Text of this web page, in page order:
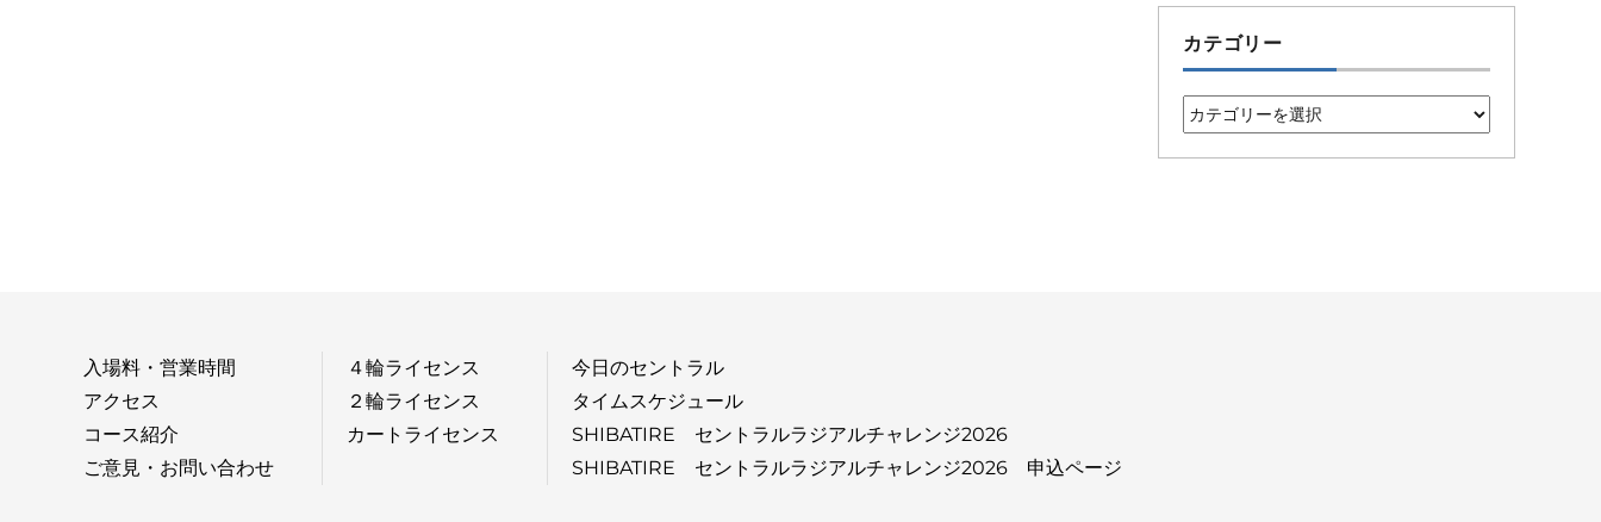
カテゴリー
カ
テ
入場料・営業時間
アクセス
コース紹介
ご意見・お問い合わせ
４輪ライセンス
２輪ライセンス
カートライセンス
今日のセントラル
タイムスケジュール
SHIBATIRE セントラルラジアルチャレンジ2026
SHIBATIRE セントラルラジアルチャレンジ2026 申込ページ